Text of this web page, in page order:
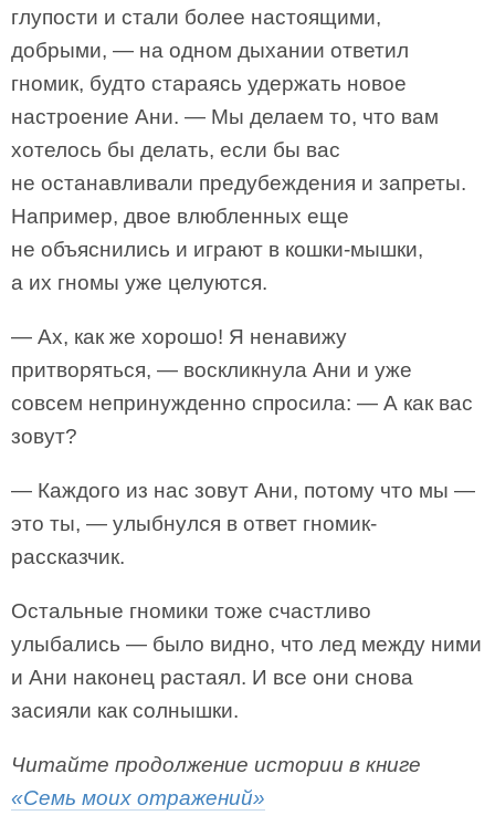
глупости и стали более настоящими,
добрыми, — на одном дыхании ответил
гномик, будто стараясь удержать новое
настроение Ани. — Мы делаем то, что вам
хотелось бы делать, если бы вас
не останавливали предубеждения и запреты.
Например, двое влюбленных еще
не объяснились и играют в кошки-мышки,
а их гномы уже целуются.
— Ах, как же хорошо! Я ненавижу
притворяться, — воскликнула Ани и уже
совсем непринужденно спросила: — А как вас
зовут?
— Каждого из нас зовут Ани, потому что мы —
это ты, — улыбнулся в ответ гномик-
рассказчик.
Остальные гномики тоже счастливо
улыбались — было видно, что лед между ними
и Ани наконец растаял. И все они снова
засияли как солнышки.
Читайте продолжение истории в книге
«Семь моих отражений»